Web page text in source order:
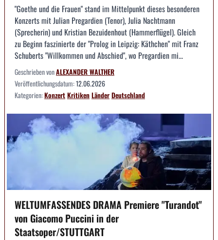
"Goethe und die Frauen" stand im Mittelpunkt dieses besonderen
Konzerts mit Julian Pregardien (Tenor), Julia Nachtmann
(Sprecherin) und Kristian Bezuidenhout (Hammerflügel). Gleich
zu Beginn faszinierte der "Prolog in Leipzig: Käthchen" mit Franz
Schuberts "Willkommen und Abschied", wo Pregardien mi...
Geschrieben vonALEXANDER WALTHER
Veröffentlichungsdatum:12.06.2026
Kategorien:KonzertKritikenLänderDeutschland
WELTUMFASSENDES DRAMA Premiere "Turandot"
von Giacomo Puccini in der
Staatsoper/STUTTGART